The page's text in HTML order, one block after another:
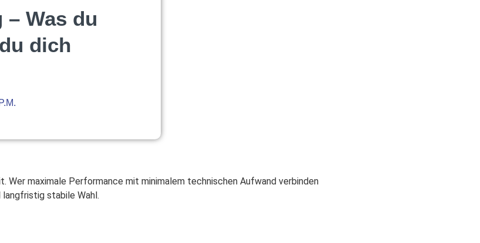
Was du
dich
maximale Performance mit minimalem technischen Aufwand verbinden
stabile Wahl.